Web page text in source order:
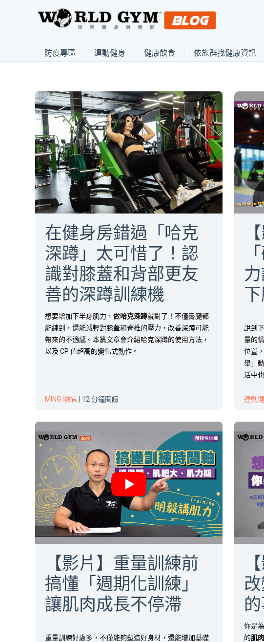
防疫專區 運動健身 健康飲食 依族群找健康資訊
在健身房錯過「哈克
深蹲」太可惜了！認
識對膝蓋和背部更友
善的深蹲訓練機
想要增加下半身肌力，做哈克深蹲就對了！不僅臀腿都
能練到，還能減輕對膝蓋和脊椎的壓力，改善深蹲可能
帶來的不適感。本篇文章會介紹哈克深蹲的使用方法，
以及 CP 值超高的變化式動作。
MING I教官 | 12 分鐘閱讀
說到
量的
位置
舉」
活中
運動
【影片】重量訓練前
搞懂「週期化訓練」
讓肌肉成長不停滯
重量訓練好處多，不僅能夠塑造好身材，還能增加基礎
你是
的肌肉